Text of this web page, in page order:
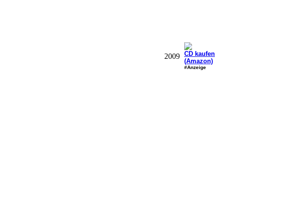
2009 CD kaufen
(Amazon)
#Anzeige